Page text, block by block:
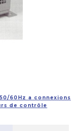
60Hz a connexions
de contrôle